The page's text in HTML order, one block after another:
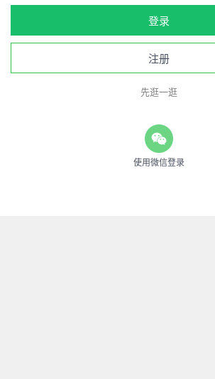
登录
注册
先逛一逛
使用微信登录